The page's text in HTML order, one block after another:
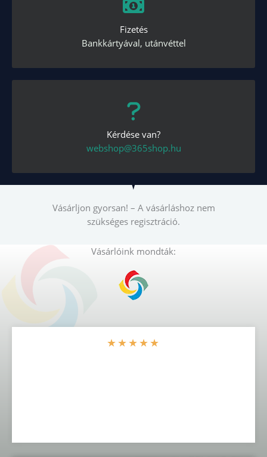
Fizetés
Bankkártyával, utánvéttel
Kérdése van?
webshop@365shop.hu
Vásárljon gyorsan! – A vásárláshoz nem
szükséges regisztráció.
Vásárlóink mondták:
★★★★★